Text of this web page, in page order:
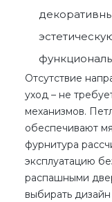
Отсутствие
уход – не
механизмов.
обеспечивают
фурнитура
эксплуатацию
распашными
выбирать